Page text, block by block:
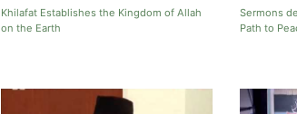
Khilafat Establishes the Kingdom of Allah
on the Earth
Sermons
Path to